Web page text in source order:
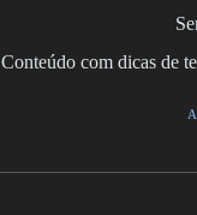
Conteúdo com dicas de